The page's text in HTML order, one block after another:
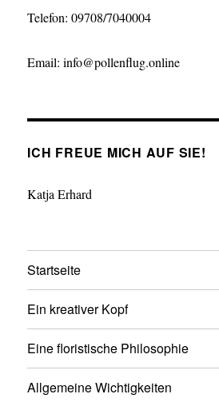
Telefon: 09708/7040004
Email: info@pollenflug.online
ICH FREUE MICH AUF SIE!
Katja Erhard
Startseite
Ein kreativer Kopf
Eine floristische Philosophie
Allgemeine Wichtigkeiten